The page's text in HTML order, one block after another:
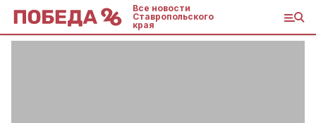
Все новости
Ставропольского
края